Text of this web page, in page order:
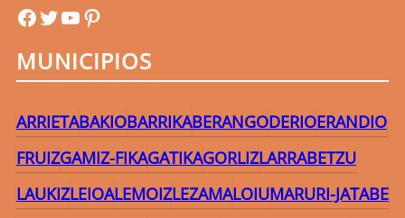
uribefmuribefmYouTube Pinterest
MUNICIPIOS
ARRIETABAKIOBARRIKABERANGODERIOERANDIO
FRUIZGAMIZ-FIKAGATIKAGORLIZLARRABETZU
LAUKIZLEIOALEMOIZLEZAMALOIUMARURI-JATABE